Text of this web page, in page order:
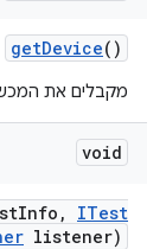
getDevice()
מקבלים את
void
Info ,
ITest
listener)